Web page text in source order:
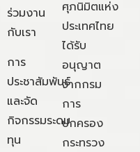
ร่วมงาน
กับเรา
การ
ประชาสัมพันธ์
และจัด
กิจกรรมระดม
ทุน
ศุภนิมิตแห่ง
ประเทศไทย
ได้รับ
อนุญาต
จากกรม
การ
ปกครอง
กระทรวง